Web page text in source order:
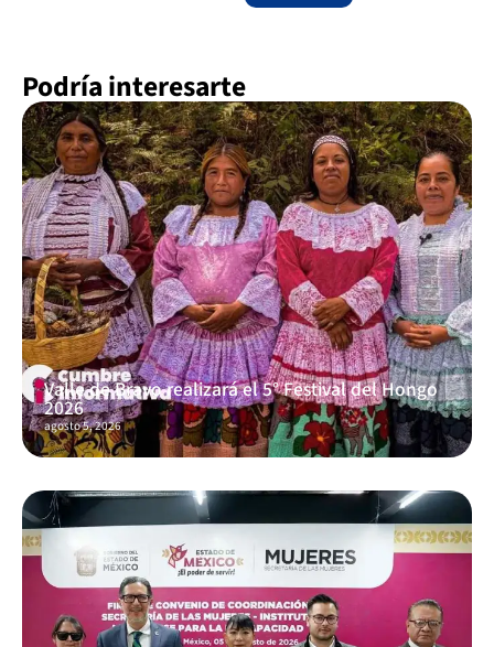
Podría interesarte
Valle de Bravo realizará el 5° Festival del Hongo
2026
agosto 5, 2026